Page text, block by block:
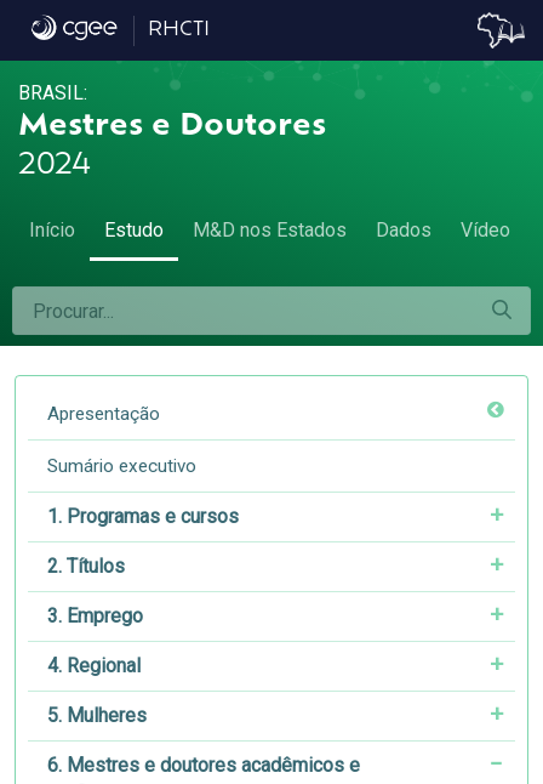
6.6 Natureza jurídica do emprego de
RHCTI
BRASIL:
Mestres e Doutores
2024
Início Estudo M&D nos Estados Dados Vídeo
Apresentação
Sumário executivo
1. Programas e cursos
2. Títulos
3. Emprego
4. Regional
5. Mulheres
6. Mestres e doutores acadêmicos e